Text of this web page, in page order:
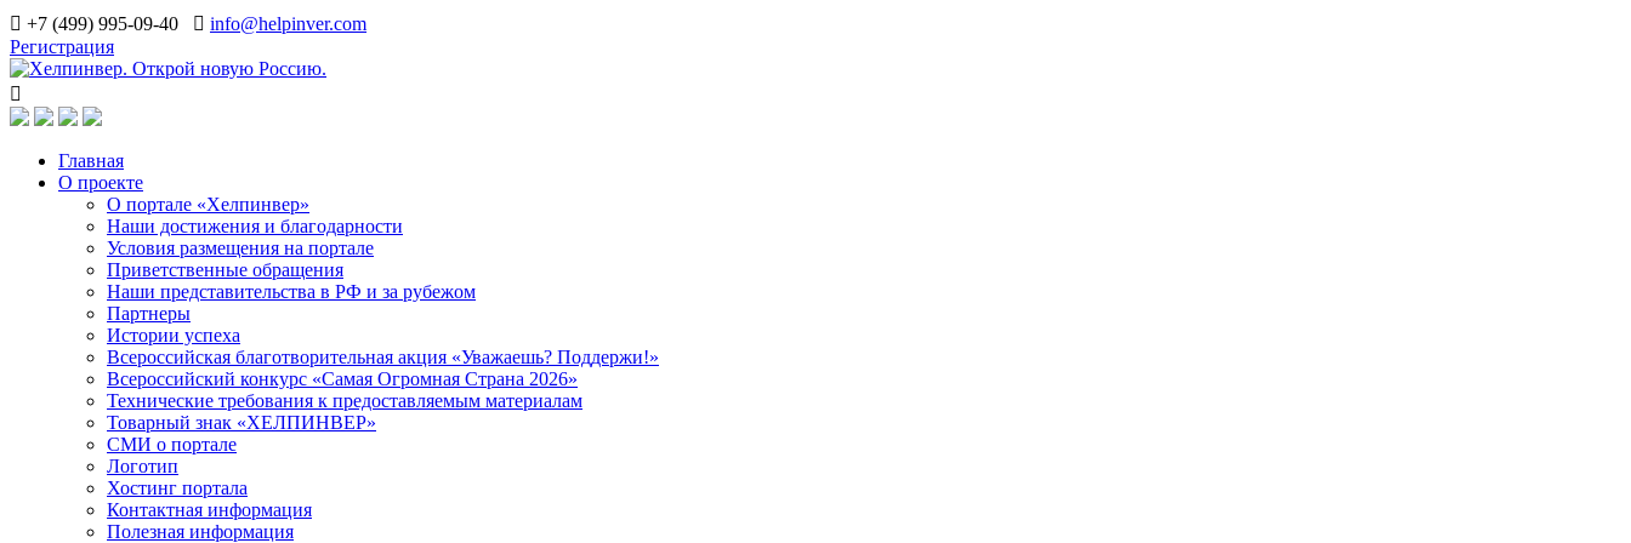
+7 (499) 995-09-40
info@helpinver.com
Регистрация
Главная
О проекте
О портале «Хелпинвер»
Наши достижения и благодарности
Условия размещения на портале
Приветственные обращения
Наши представительства в РФ и за рубежом
Партнеры
Истории успеха
Всероссийская благотворительная акция «Уважаешь? Поддержи!»
Всероссийский конкурс «Самая Огромная Страна 2026»
Технические требования к предоставляемым материалам
Товарный знак «ХЕЛПИНВЕР»
СМИ о портале
Логотип
Хостинг портала
Контактная информация
Полезная информация